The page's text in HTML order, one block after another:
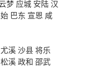
梦 应城 安陆汉
巴东 宣恩 咸
尤溪沙县将乐
松溪政和 邵武